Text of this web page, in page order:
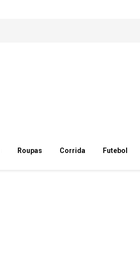
Roupas Corrida Futebol